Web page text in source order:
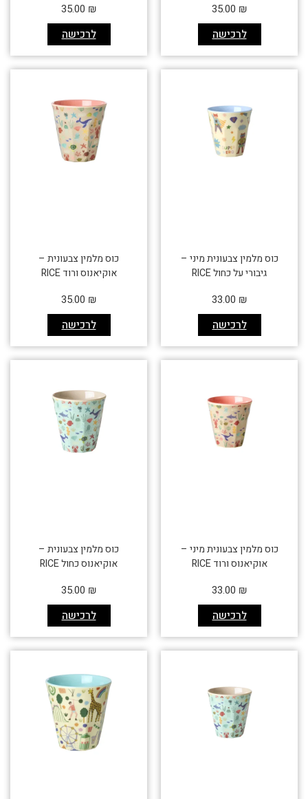
לרכישה
35.00 ₪
לרכישה
35.00 ₪
כוס מלמין צבעונית מיני –
גיבורי על כחול RICE
לרכישה
33.00 ₪
כוס מלמין צבעונית –
אוקיאנוס ורוד RICE
לרכישה
35.00 ₪
כוס מלמין צבעונית מיני –
אוקיאנוס ורוד RICE
לרכישה
33.00 ₪
כוס מלמין צבעונית –
אוקיאנוס כחול RICE
לרכישה
35.00 ₪